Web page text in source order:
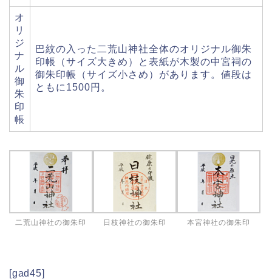
オ
リ
ジ
ナ
ル
御
朱
印
帳
巴紋の入った二荒山神社全体のオリジナル御朱
印帳（サイズ大きめ）と表紙が木製の中宮祠の
御朱印帳（サイズ小さめ）があります。値段は
ともに1500円。
二荒山神社の御朱印 日枝神社の御朱印 本宮神社の御朱印
[gad45]